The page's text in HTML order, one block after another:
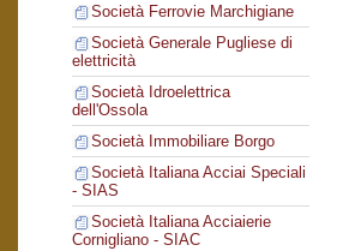
Società Ferrovie Marchigiane
Società Generale Pugliese di
elettricità
Società Idroelettrica
dell'Ossola
Società Immobiliare Borgo
Società Italiana Acciai Speciali
- SIAS
Società Italiana Acciaierie
Cornigliano - SIAC